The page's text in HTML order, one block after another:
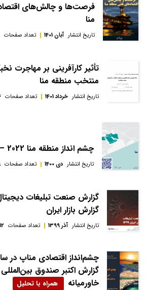
فرصت‌ها و چالش‌های
منا
تاریخ انتشار آبان 1401 تعداد صفحات
تأثیر کارآفرینی بر مهاجرت
منتخب منطقه منا
تاریخ انتشار خرداد 1401 تعداد صفحات
چشم انداز منطقه منا 2022 – گزارش بازار آسیا
تاریخ انتشار دی 1400 تعداد صفحات
گزارش بازار ایران
تاریخ انتشار آذر 1399 تعداد صفحات
گزارش اکتبر صندوق
خاورمیانه